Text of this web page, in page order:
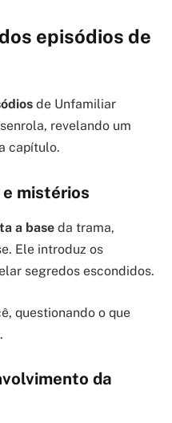
episódios de
de Unfamiliar
revelando um
capítulo.
e mistérios
a base da trama,
Ele introduz os
segredos escondidos.
questionando o que
da